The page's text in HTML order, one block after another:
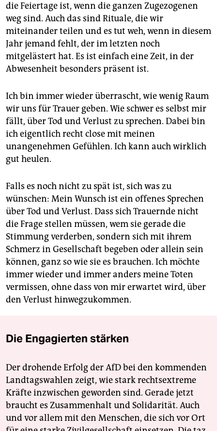
die Feiertage ist, wenn die ganzen Zugezogenen
weg sind. Auch das sind Rituale, die wir
miteinander teilen und es tut weh, wenn in diesem
Jahr jemand fehlt, der im letzten noch
mitgelästert hat. Es ist einfach eine Zeit, in der
Abwesenheit besonders präsent ist.
Ich bin immer wieder überrascht, wie wenig Raum
wir uns für Trauer geben. Wie schwer es selbst mir
fällt, über Tod und Verlust zu sprechen. Dabei bin
ich eigentlich recht close mit meinen
unangenehmen Gefühlen. Ich kann auch wirklich
gut heulen.
Falls es noch nicht zu spät ist, sich was zu
wünschen: Mein Wunsch ist ein offenes Sprechen
über Tod und Verlust. Dass sich Trauernde nicht
die Frage stellen müssen, wem sie gerade die
Stimmung verderben, sondern sich mit ihrem
Schmerz in Gesellschaft begeben oder allein sein
können, ganz so wie sie es brauchen. Ich möchte
immer wieder und immer anders meine Toten
vermissen, ohne dass von mir erwartet wird, über
den Verlust hinwegzukommen.
Die Engagierten stärken
Der drohende Erfolg der AfD bei den kommenden
Landtagswahlen zeigt, wie stark rechtsextreme
Kräfte inzwischen geworden sind. Gerade jetzt
braucht es Zusammenhalt und Solidarität. Auch
und vor allem mit den Menschen, die sich vor Ort